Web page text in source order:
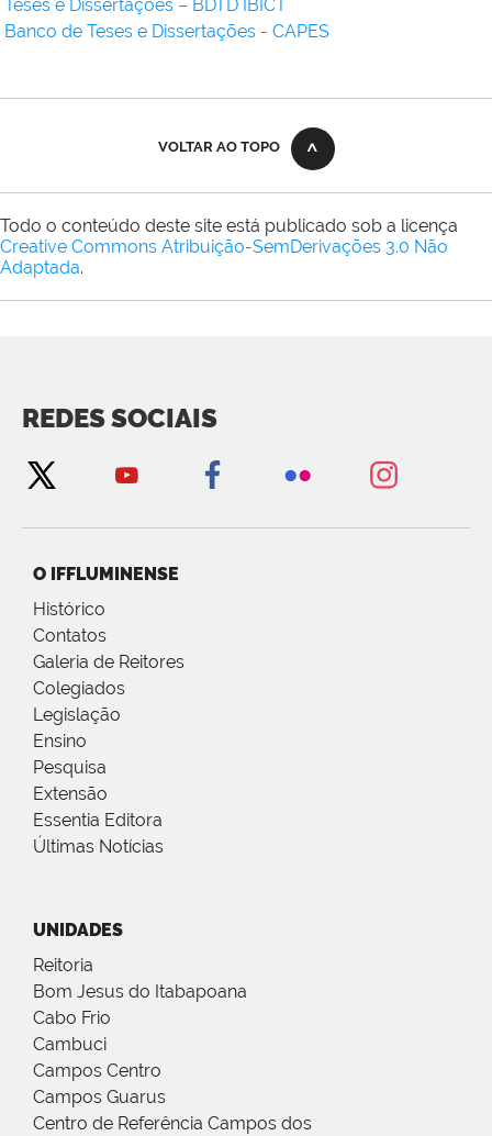
Teses e Dissertações – BDTD IBICT
Banco de Teses e Dissertações - CAPES
VOLTAR AO TOPO
Todo o conteúdo deste site está publicado sob a licença
Creative Commons Atribuição-SemDerivações 3.0 Não
Adaptada.
REDES SOCIAIS
O IFFLUMINENSE
Histórico
Contatos
Galeria de Reitores
Colegiados
Legislação
Ensino
Pesquisa
Extensão
Essentia Editora
Últimas Notícias
UNIDADES
Reitoria
Bom Jesus do Itabapoana
Cabo Frio
Cambuci
Campos Centro
Campos Guarus
Centro de Referência Campos dos